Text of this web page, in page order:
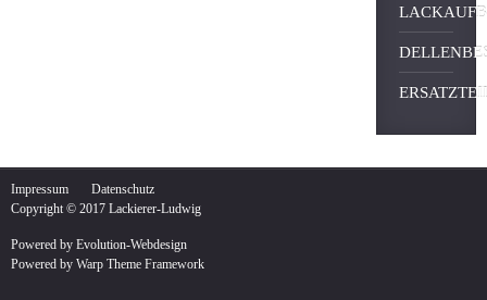
Impressum
Datenschutz
Copyright © 2017 Lackierer-Ludwig
Powered by Evolution-Webdesign
Powered by Warp Theme Framework